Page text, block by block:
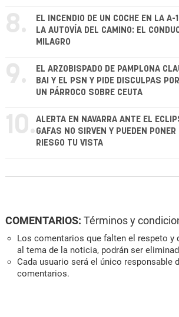
8.
EL INCENDIO DE UN COCHE EN LA A-
LA AUTOVÍA DEL CAMINO: EL
MILAGRO
9.
EL ARZOBISPADO DE PAMPLONA
BAI Y EL PSN Y PIDE DISCULPAS
UN PÁRROCO SOBRE CEUTA
10.ALERTA EN NAVARRA ANTE EL
GAFAS NO SIRVEN Y PUEDEN PONER
RIESGO TU VISTA
COMENTARIOS: Términos y
Los comentarios que falten el respeto y
al tema de la noticia, podrán ser
Cada usuario será el único responsable
comentarios.